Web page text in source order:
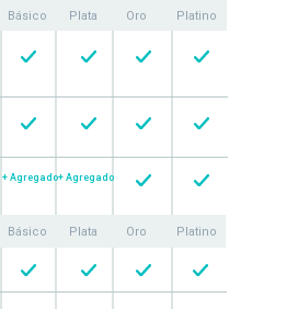
+ Agregado+ Agregado
Básico Plata Oro Platino
Básico Plata Oro Platino